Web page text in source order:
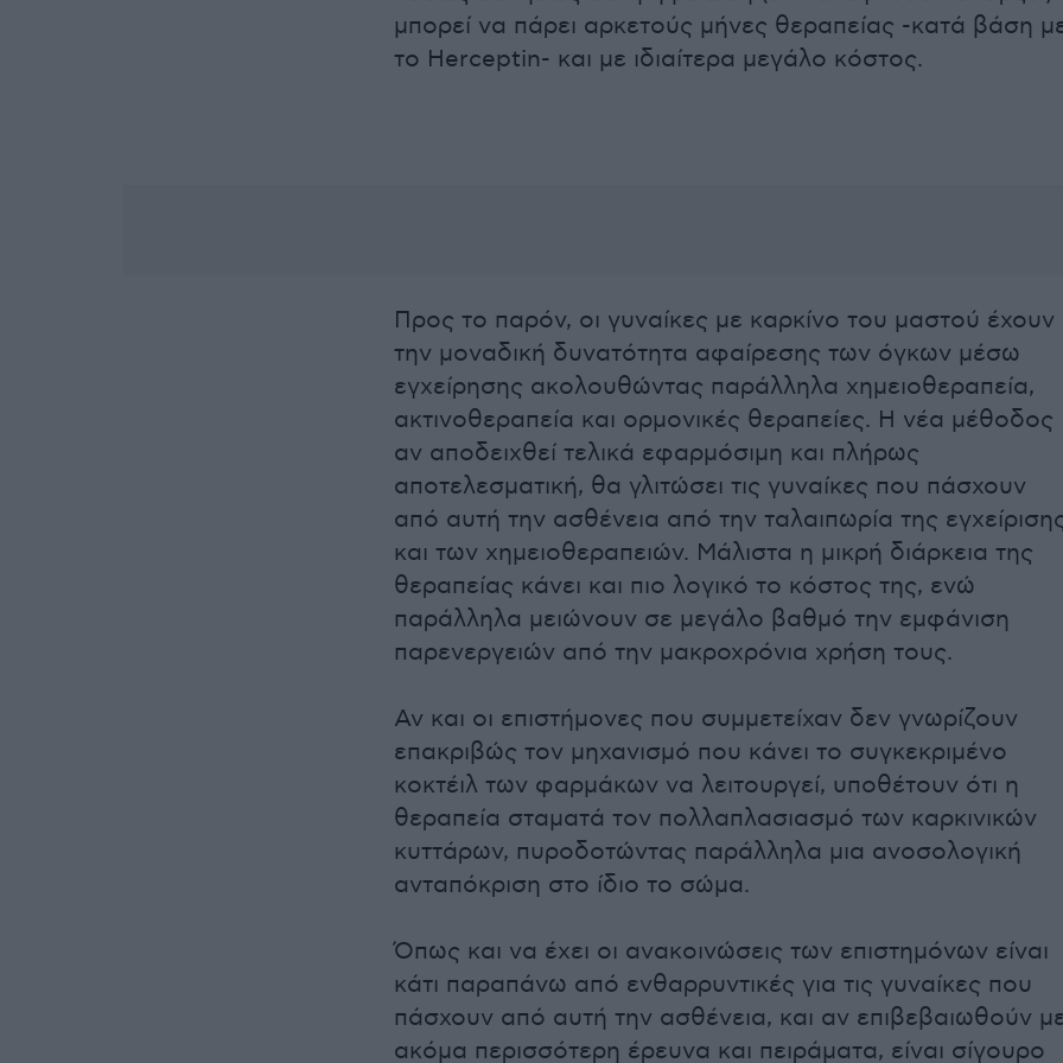
μπορεί να πάρει αρκετούς μήνες θεραπείας -κατά βάση
το Herceptin- και με ιδιαίτερα μεγάλο κόστος.
Προς το παρόν, οι γυναίκες με καρκίνο του μαστού έχουν
την μοναδική δυνατότητα αφαίρεσης των όγκων μέσω
εγχείρησης ακολουθώντας παράλληλα χημειοθεραπεία,
ακτινοθεραπεία και ορμονικές θεραπείες. Η νέα μέθοδος
αν αποδειχθεί τελικά εφαρμόσιμη και πλήρως
αποτελεσματική, θα γλιτώσει τις γυναίκες που πάσχουν
από αυτή την ασθένεια από την ταλαιπωρία της
και των χημειοθεραπειών. Μάλιστα η μικρή διάρκεια της
θεραπείας κάνει και πιο λογικό το κόστος της, ενώ
παράλληλα μειώνουν σε μεγάλο βαθμό την εμφάνιση
παρενεργειών από την μακροχρόνια χρήση τους.
Αν και οι επιστήμονες που συμμετείχαν δεν γνωρίζουν
επακριβώς τον μηχανισμό που κάνει το συγκεκριμένο
κοκτέιλ των φαρμάκων να λειτουργεί, υποθέτουν ότι η
θεραπεία σταματά τον πολλαπλασιασμό των καρκινικών
κυττάρων, πυροδοτώντας παράλληλα μια ανοσολογική
ανταπόκριση στο ίδιο το σώμα.
Όπως και να έχει οι ανακοινώσεις των επιστημόνων είναι
κάτι παραπάνω από ενθαρρυντικές για τις γυναίκες που
πάσχουν από αυτή την ασθένεια, και αν επιβεβαιωθούν
ακόμα περισσότερη έρευνα και πειράματα, είναι σίγουρο